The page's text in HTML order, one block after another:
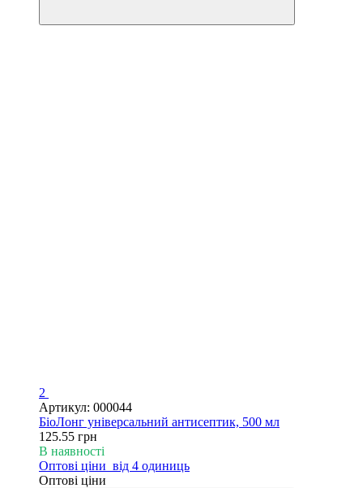
2
Артикул: 000044
БіоЛонг універсальний антисептик, 500 мл
125.55 грн
В наявності
Оптові ціни від 4 одиниць
Оптові ціни